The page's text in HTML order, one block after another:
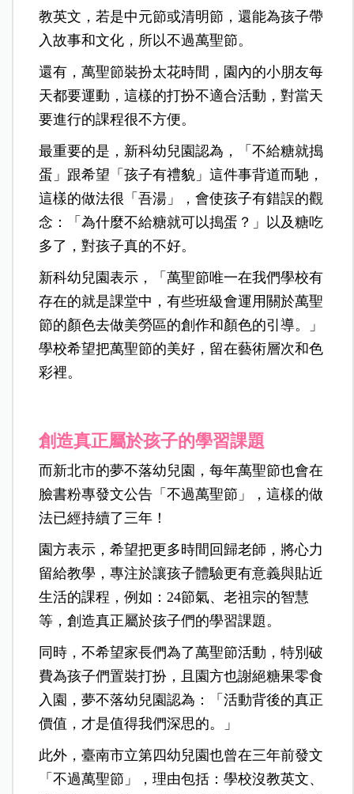
教英文，若是中元節或清明節，還能為孩子帶
入故事和文化，所以不過萬聖節。
還有，萬聖節裝扮太花時間，園內的小朋友每
天都要運動，這樣的打扮不適合活動，對當天
要進行的課程很不方便。
最重要的是，新科幼兒園認為，「不給糖就搗
蛋」跟希望「孩子有禮貌」這件事背道而馳，
這樣的做法很「吾湯」，會使孩子有錯誤的觀
念：「為什麼不給糖就可以搗蛋？」以及糖吃
多了，對孩子真的不好。
新科幼兒園表示，「萬聖節唯一在我們學校有
存在的就是課堂中，有些班級會運用關於萬聖
節的顏色去做美勞區的創作和顏色的引導。」
學校希望把萬聖節的美好，留在藝術層次和色
彩裡。
創造真正屬於孩子的學習課題
而新北市的夢不落幼兒園，每年萬聖節也會在
臉書粉專發文公告「不過萬聖節」，這樣的做
法已經持續了三年！
園方表示，希望把更多時間回歸老師，將心力
留給教學，專注於讓孩子體驗更有意義與貼近
生活的課程，例如：24節氣、老祖宗的智慧
等，創造真正屬於孩子們的學習課題。
同時，不希望家長們為了萬聖節活動，特別破
費為孩子們置裝打扮，且園方也謝絕糖果零食
入園，夢不落幼兒園認為：「活動背後的真正
價值，才是值得我們深思的。」
此外，臺南市立第四幼兒園也曾在三年前發文
「不過萬聖節」，理由包括：學校沒教英文、